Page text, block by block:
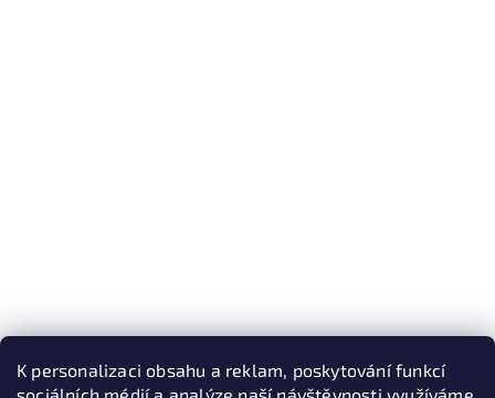
K personalizaci obsahu a reklam, poskytování funkcí